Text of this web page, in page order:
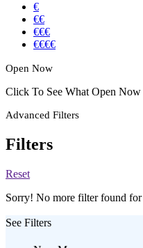
€
€€
€€€
€€€€
Open Now
Click To See What Open Now
Advanced Filters
Filters
Reset
Sorry! No more filter found for
See Filters